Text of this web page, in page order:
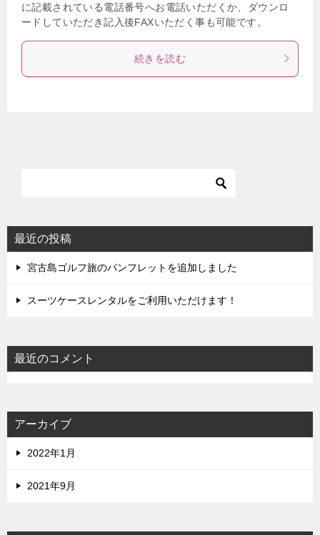
に記載されている電話番号へお電話いただくか、ダウンロ
ードしていただき記入後FAXいただく事も可能です。
続きを読む
最近の投稿
宮古島ゴルフ旅のパンフレットを追加しました
スーツケースレンタルをご利用いただけます！
最近のコメント
アーカイブ
2022年1月
2021年9月